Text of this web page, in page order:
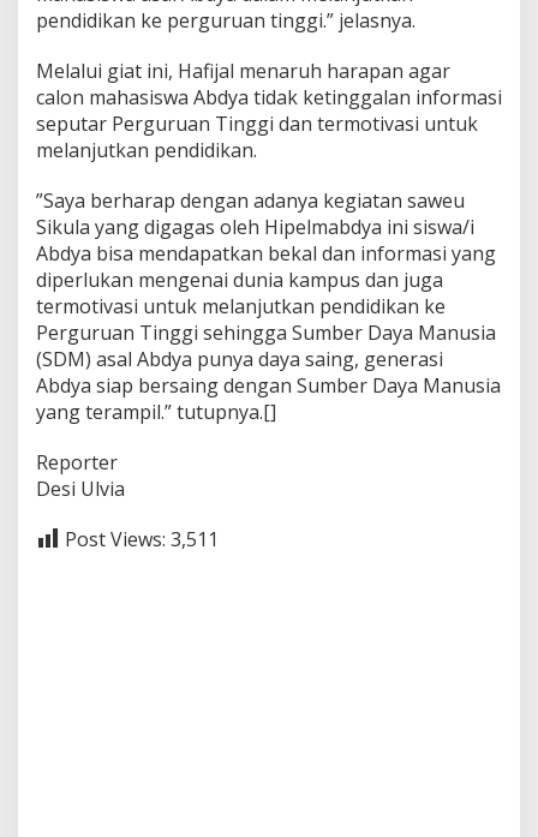
pendidikan ke perguruan tinggi.” jelasnya.
Melalui giat ini, Hafijal menaruh harapan agar
calon mahasiswa Abdya tidak ketinggalan informasi
seputar Perguruan Tinggi dan termotivasi untuk
melanjutkan pendidikan.
”Saya berharap dengan adanya kegiatan saweu
Sikula yang digagas oleh Hipelmabdya ini siswa/i
Abdya bisa mendapatkan bekal dan informasi yang
diperlukan mengenai dunia kampus dan juga
termotivasi untuk melanjutkan pendidikan ke
Perguruan Tinggi sehingga Sumber Daya Manusia
(SDM) asal Abdya punya daya saing, generasi
Abdya siap bersaing dengan Sumber Daya Manusia
yang terampil.” tutupnya.[]
Reporter
Desi Ulvia
Post Views: 3,511